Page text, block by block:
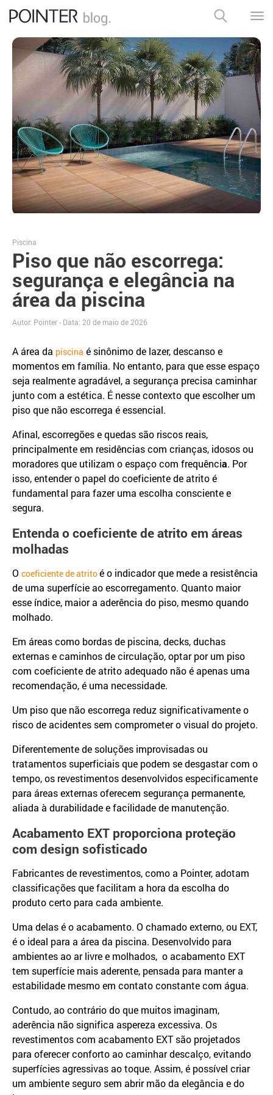
Piso que não escorrega:
segurança e elegância na
área da piscina
Piscina
Autor: Pointer - Data: 20 de maio de 2026
A área da piscina é sinônimo de lazer, descanso e
momentos em família. No entanto, para que esse espaço
seja realmente agradável, a segurança precisa caminhar
junto com a estética. É nesse contexto que escolher um
piso que não escorrega é essencial.
Afinal, escorregões e quedas são riscos reais,
principalmente em residências com crianças, idosos ou
moradores que utilizam o espaço com frequência. Por
isso, entender o papel do coeficiente de atrito é
fundamental para fazer uma escolha consciente e
segura.
Entenda o coeficiente de atrito em áreas
molhadas
O coeficiente de atritoé o indicador que mede a resistência
de uma superfície ao escorregamento. Quanto maior
esse índice, maior a aderência do piso, mesmo quando
molhado.
Em áreas como bordas de piscina, decks, duchas
externas e caminhos de circulação, optar por um piso
com coeficiente de atrito adequado não é apenas uma
recomendação, é uma necessidade.
Um piso que não escorrega reduz significativamente o
risco de acidentes sem comprometer o visual do projeto.
Diferentemente de soluções improvisadas ou
tratamentos superficiais que podem se desgastar com o
tempo, os revestimentos desenvolvidos especificamente
para áreas externas oferecem segurança permanente,
aliada à durabilidade e facilidade de manutenção.
Acabamento EXT proporciona proteção
com design sofisticado
Fabricantes de revestimentos, como a Pointer, adotam
classificações que facilitam a hora da escolha do
produto certo para cada ambiente.
Uma delas é o acabamento. O chamado externo, ou EXT,
é o ideal para a área da piscina. Desenvolvido para
ambientes ao ar livre e molhados, o acabamento EXT
tem superfície mais aderente, pensada para manter a
estabilidade mesmo em contato constante com água.
Contudo, ao contrário do que muitos imaginam,
aderência não significa aspereza excessiva. Os
revestimentos com acabamento EXT são projetados
para oferecer conforto ao caminhar descalço, evitando
superfícies agressivas ao toque. Assim, é possível criar
um ambiente seguro sem abrir mão da elegância e do